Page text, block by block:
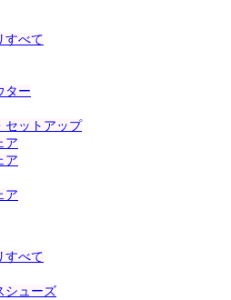
すべて
ター
セットアップ
ア
ア
ア
すべて
シューズ